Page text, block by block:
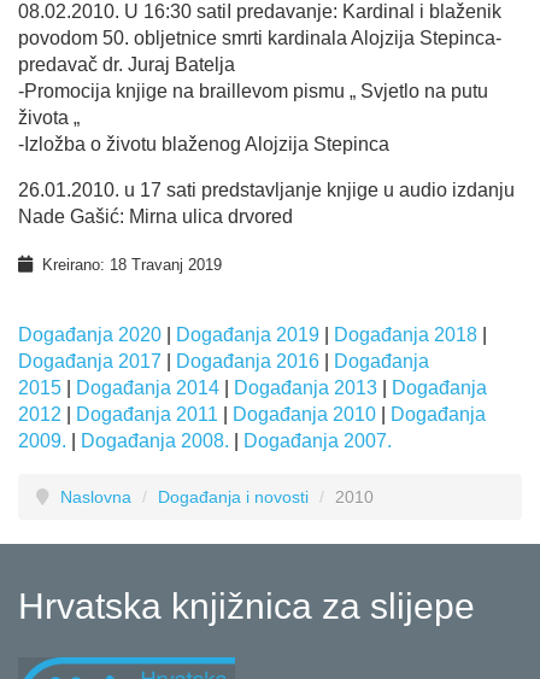
08.02.2010. U 16:30 satiI predavanje: Kardinal i blaženik
povodom 50. obljetnice smrti kardinala Alojzija Stepinca-
predavač dr. Juraj Batelja
-Promocija knjige na braillevom pismu „ Svjetlo na putu
života „
-Izložba o životu blaženog Alojzija Stepinca
26.01.2010. u 17 sati predstavljanje knjige u audio izdanju
Nade Gašić: Mirna ulica drvored
Kreirano: 18 Travanj 2019
Događanja 2020 Događanja 2019 Događanja 2018
Događanja 2017
Događanja 2016
Događanja
2015
Događanja 2014 Događanja 2013
Događanja
2012
Događanja 2011 Događanja 2010
Događanja
2009.
Događanja 2008. Događanja 2007.
Naslovna / Događanja i novosti / 2010
Hrvatska knjižnica za slijepe